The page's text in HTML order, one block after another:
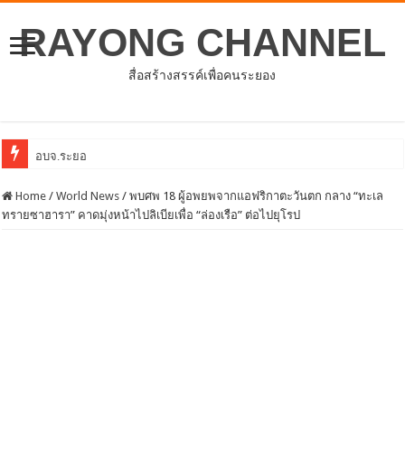
RAYONG CHANNEL
สื่อสร้างสรรค์เพื่อคนระยอง
อบจ.ระยองต้อนรับคณะจากตัวแทนศูนย์ธุรกิจจีน
Home / World News / พบศพ 18 ผู้อพยพจากแอฟริกาตะวันตก กลาง “ทะเล
ทรายซาฮารา” คาดมุ่งหน้าไปลิเบียเพื่อ “ล่องเรือ” ต่อไปยุโรป